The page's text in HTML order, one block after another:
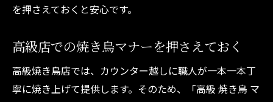
を押さえておくと安心です。
高級店での焼き鳥マナーを押さえておく
高級焼き鳥店では、カウンター越しに職人が一本一本丁
寧に焼き上げて提供します。そのため、「高級 焼き鳥 マ